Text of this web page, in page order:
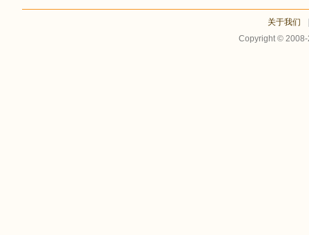
关于我们
Copyright ©